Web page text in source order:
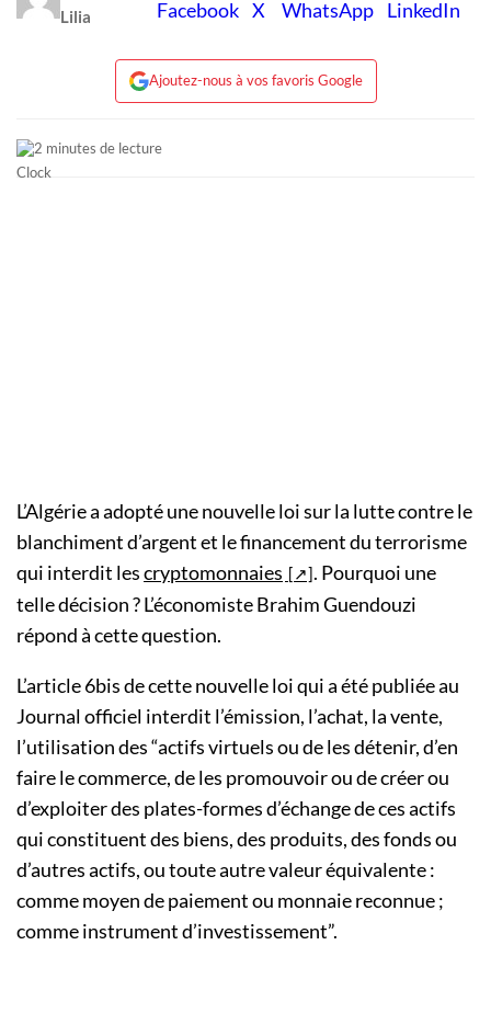
Lilia
Ajoutez-nous à vos favoris Google
2 minutes de lecture
L’Algérie a adopté une nouvelle loi sur la lutte contre le
blanchiment d’argent et le financement du terrorisme
qui interdit lescryptomonnaies
. Pourquoi une
telle décision ? L’économiste Brahim Guendouzi
répond à cette question.
L’article 6bis de cette nouvelle loi qui a été publiée au
Journal officiel interdit l’émission, l’achat, la vente,
l’utilisation des “actifs virtuels ou de les détenir, d’en
faire le commerce, de les promouvoir ou de créer ou
d’exploiter des plates-formes d’échange de ces actifs
qui constituent des biens, des produits, des fonds ou
d’autres actifs, ou toute autre valeur équivalente :
comme moyen de paiement ou monnaie reconnue ;
comme instrument d’investissement”.